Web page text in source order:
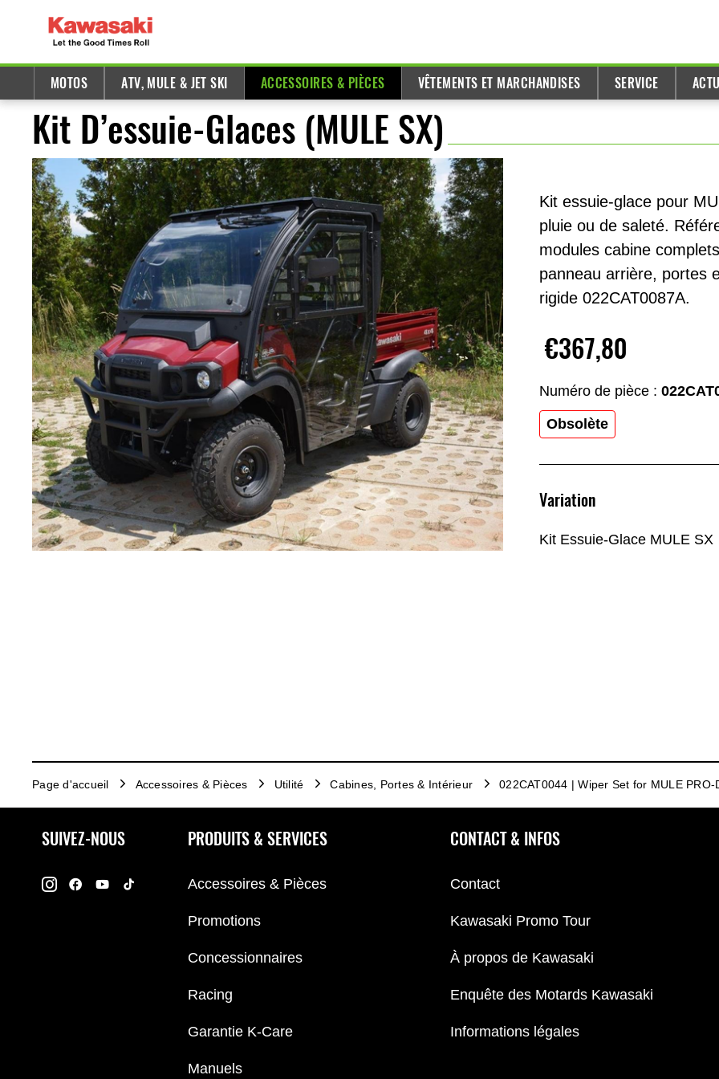
MOTOS ATV, MULE & JET SKI ACCESSOIRES & PIÈCES VÊTEMENTS ET MARCHANDISES SERVICE
Kit D’essuie-Glaces (MULE SX)
Kit essuie-glace pour
pluie ou de saleté.
modules cabine
panneau arrière, portes
rigide 022CAT0087A.
€367,80
Numéro de pièce :
Obsolète
Variation
Kit Essuie-Glace MULE SX
Page d'accueil Accessoires & Pièces Utilité Cabines, Portes & Intérieur 022CAT0044 | Wiper Set for MULE PRO-
SUIVEZ-NOUS PRODUITS & SERVICES
Accessoires & Pièces
Promotions
Concessionnaires
Racing
Garantie K-Care
Manuels
CONTACT & INFOS
Contact
Kawasaki Promo Tour
À propos de Kawasaki
Enquête des Motards Kawasaki
Informations légales